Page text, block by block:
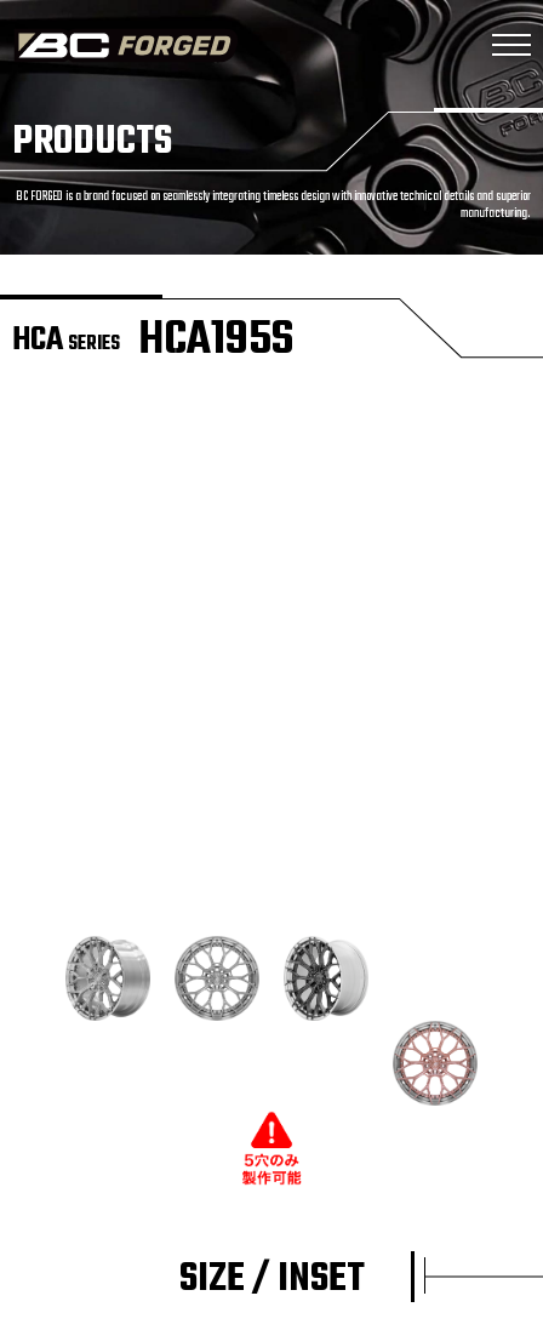
PRODUCTS
BC FORGED is a brand focused on seamlessly integrating timeless design with innovative technical details and superior
manufacturing.
HCASERIES HCA195S
SIZE / INSET